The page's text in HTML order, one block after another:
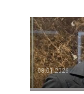
08.01.2026